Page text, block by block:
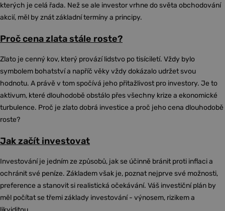
kterých je celá řada. Než se ale investor vrhne do světa obchodování
akcií, měl by znát základní termíny a principy.
Proč cena zlata stále roste?
Zlato je cenný kov, který provází lidstvo po tisíciletí. Vždy bylo
symbolem bohatství a napříč věky vždy dokázalo udržet svou
hodnotu. A právě v tom spočívá jeho přitažlivost pro investory. Je to
aktivum, které dlouhodobě obstálo přes všechny krize a ekonomické
turbulence. Proč je zlato dobrá investice a proč jeho cena dlouhodobě
roste?
Jak začít investovat
Investování je jedním ze způsobů, jak se účinně bránit proti inflaci a
ochránit své peníze. Základem však je, poznat nejprve své možnosti,
preference a stanovit si realistická očekávání. Váš investiční plán by
měl počítat se třemi základy investování - výnosem, rizikem a